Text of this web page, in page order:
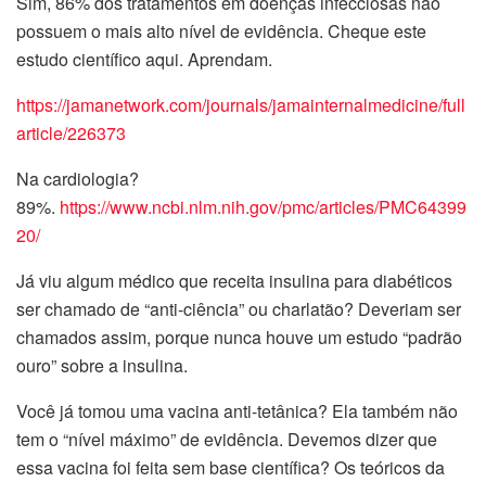
possuem o mais alto nível de evidência. Cheque este
estudo científico aqui. Aprendam.
https://jamanetwork.com/journals/jamainternalmedicine/full
article/226373
Na cardiologia?
89%. https://www.ncbi.nlm.nih.gov/pmc/articles/PMC64399
20/
Já viu algum médico que receita insulina para diabéticos
ser chamado de “anti-ciência” ou charlatão? Deveriam ser
chamados assim, porque nunca houve um estudo “padrão
ouro” sobre a insulina.
Você já tomou uma vacina anti-tetânica? Ela também não
tem o “nível máximo” de evidência. Devemos dizer que
essa vacina foi feita sem base científica? Os teóricos da